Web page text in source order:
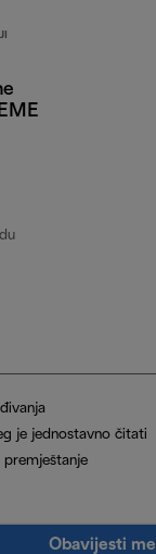
je jednostavno čitati
premještanje
Obavijesti me